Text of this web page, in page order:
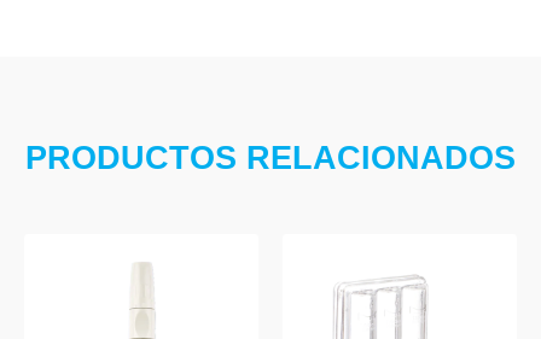
PRODUCTOS RELACIONADOS